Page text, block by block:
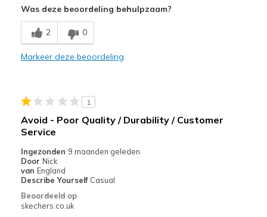
Wear Out Quickly
Beste toepassingen
Casual Wear
Sizing
Feels half size too small
Was deze beoordeling behulpzaam?
2 0
Markeer deze beoordeling
1
Avoid - Poor Quality / Durability / Customer
Service
Ingezonden 9 maanden geleden
Door Nick
van England
Describe Yourself Casual
Beoordeeld op
skechers.co.uk